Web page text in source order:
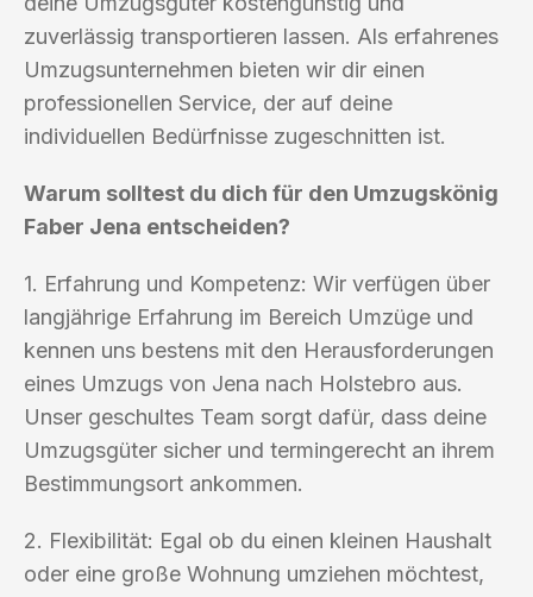
zuverlässig transportieren lassen. Als erfahrenes
Umzugsunternehmen bieten wir dir einen
professionellen Service, der auf deine
individuellen Bedürfnisse zugeschnitten ist.
Warum solltest du dich für den Umzugskönig
Faber Jena entscheiden?
1. Erfahrung und Kompetenz: Wir verfügen über
langjährige Erfahrung im Bereich Umzüge und
kennen uns bestens mit den Herausforderungen
eines Umzugs von Jena nach Holstebro aus.
Unser geschultes Team sorgt dafür, dass deine
Umzugsgüter sicher und termingerecht an ihrem
Bestimmungsort ankommen.
2. Flexibilität: Egal ob du einen kleinen Haushalt
oder eine große Wohnung umziehen möchtest,